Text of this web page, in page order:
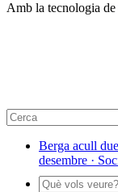
Amb la tecnologia de
Berga acull
desembre ·